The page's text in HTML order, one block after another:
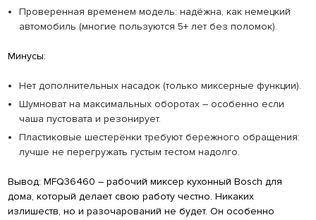
Проверенная временем модель: надёжна, как немецкий
автомобиль (многие пользуются 5+ лет без поломок).
Минусы:
Нет дополнительных насадок (только миксерные функции).
Шумноват на максимальных оборотах – особенно если
чаша пустовата и резонирует.
Пластиковые шестерёнки требуют бережного обращения:
лучше не перегружать густым тестом надолго.
Вывод: MFQ36460 – рабочий миксер кухонный Bosch для
дома, который делает свою работу честно. Никаких
излишеств, но и разочарований не будет. Он особенно